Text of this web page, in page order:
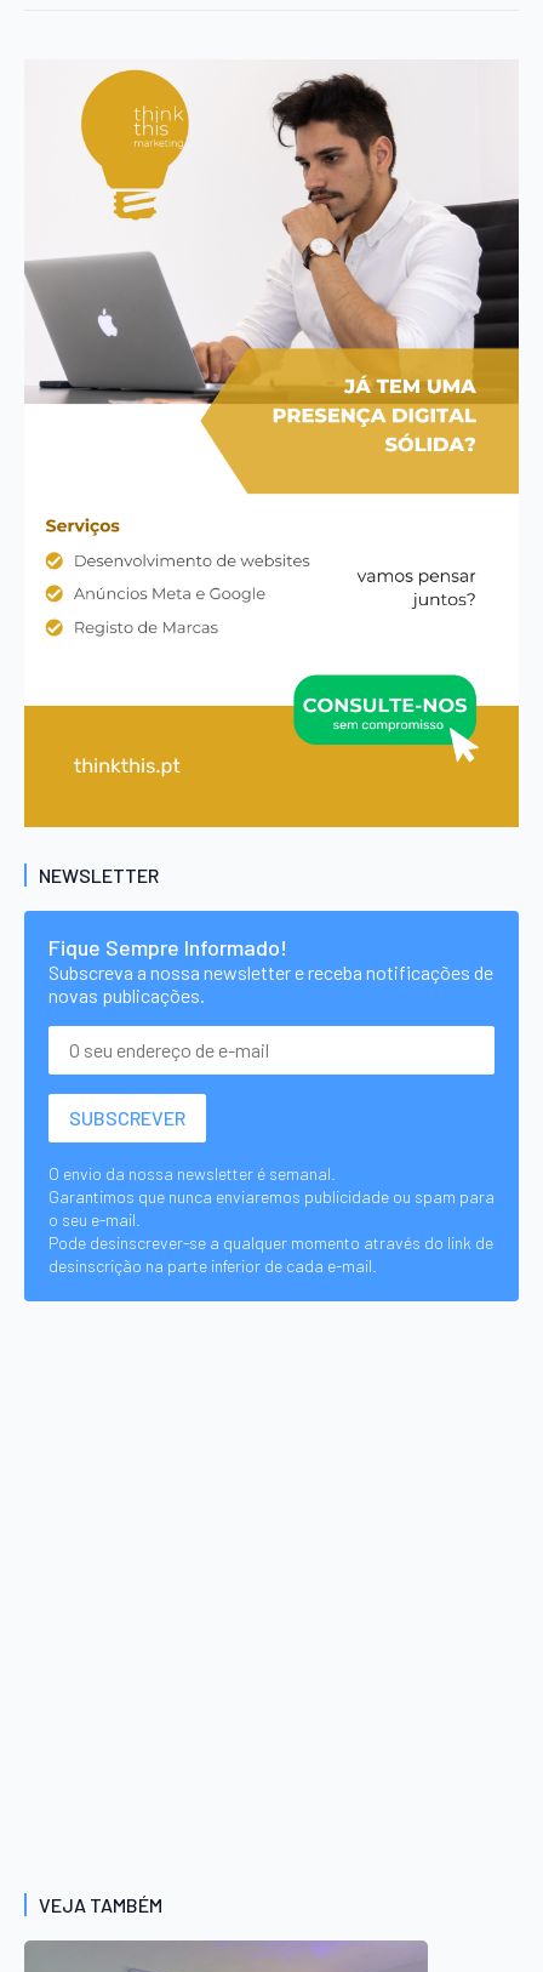
NEWSLETTER
Fique Sempre Informado!
Subscreva a nossa newsletter e receba notificações de
novas publicações.
O envio da nossa newsletter é semanal.
Garantimos que nunca enviaremos publicidade ou spam para
o seu e-mail.
Pode desinscrever-se a qualquer momento através do link de
desinscrição na parte inferior de cada e-mail.
VEJA TAMBÉM